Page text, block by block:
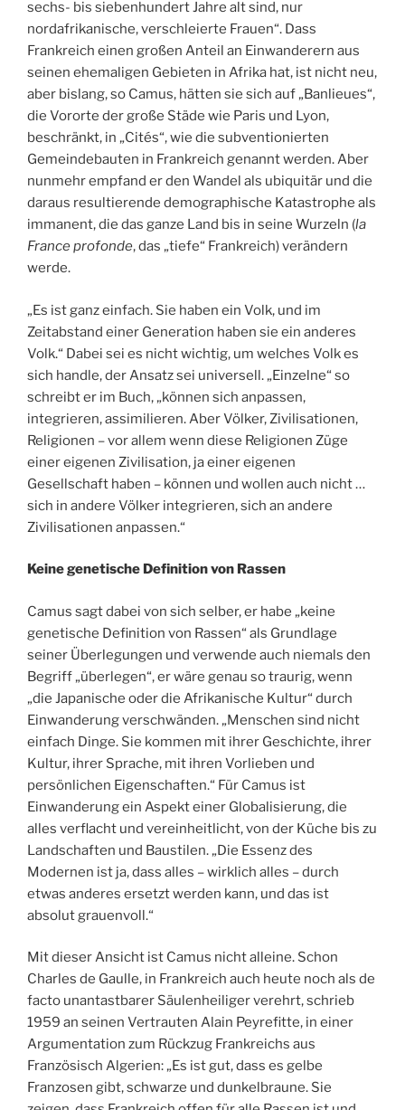
sechs- bis siebenhundert Jahre alt sind, nur
nordafrikanische, verschleierte Frauen“. Dass
Frankreich einen großen Anteil an Einwanderern aus
seinen ehemaligen Gebieten in Afrika hat, ist nicht neu,
aber bislang, so Camus, hätten sie sich auf „Banlieues“,
die Vororte der große Städe wie Paris und Lyon,
beschränkt, in „Cités“, wie die subventionierten
Gemeindebauten in Frankreich genannt werden. Aber
nunmehr empfand er den Wandel als ubiquitär und die
daraus resultierende demographische Katastrophe als
immanent, die das ganze Land bis in seine Wurzeln (la
France profonde, das „tiefe“ Frankreich) verändern
werde.
„Es ist ganz einfach. Sie haben ein Volk, und im
Zeitabstand einer Generation haben sie ein anderes
Volk.“ Dabei sei es nicht wichtig, um welches Volk es
sich handle, der Ansatz sei universell. „Einzelne“ so
schreibt er im Buch, „können sich anpassen,
integrieren, assimilieren. Aber Völker, Zivilisationen,
Religionen – vor allem wenn diese Religionen Züge
einer eigenen Zivilisation, ja einer eigenen
Gesellschaft haben – können und wollen auch nicht …
sich in andere Völker integrieren, sich an andere
Zivilisationen anpassen.“
Keine genetische Definition von Rassen
Camus sagt dabei von sich selber, er habe „keine
genetische Definition von Rassen“ als Grundlage
seiner Überlegungen und verwende auch niemals den
Begriff „überlegen“, er wäre genau so traurig, wenn
„die Japanische oder die Afrikanische Kultur“ durch
Einwanderung verschwänden. „Menschen sind nicht
einfach Dinge. Sie kommen mit ihrer Geschichte, ihrer
Kultur, ihrer Sprache, mit ihren Vorlieben und
persönlichen Eigenschaften.“ Für Camus ist
Einwanderung ein Aspekt einer Globalisierung, die
alles verflacht und vereinheitlicht, von der Küche bis zu
Landschaften und Baustilen. „Die Essenz des
Modernen ist ja, dass alles – wirklich alles – durch
etwas anderes ersetzt werden kann, und das ist
absolut grauenvoll.“
Mit dieser Ansicht ist Camus nicht alleine. Schon
Charles de Gaulle, in Frankreich auch heute noch als de
facto unantastbarer Säulenheiliger verehrt, schrieb
1959 an seinen Vertrauten Alain Peyrefitte, in einer
Argumentation zum Rückzug Frankreichs aus
Französisch Algerien: „Es ist gut, dass es gelbe
Franzosen gibt, schwarze und dunkelbraune. Sie